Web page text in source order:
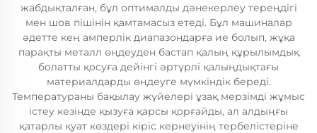
жабдықталған, бұл оптималды дәнекерлеу тереңдігі
мен шов пішінін қамтамасыз етеді. Бұл машиналар
әдетте кең амперлік диапазондарға ие болып, жұқа
парақты металл өңдеуден бастап қалың құрылымдық
болатты қосуға дейінгі әртүрлі қалыңдықтағы
материалдарды өңдеуге мүмкіндік береді.
Температураны бақылау жүйелері ұзақ мерзімді жұмыс
істеу кезінде қызуға қарсы қорғайды, ал алдыңғы
қатарлы қуат көздері кіріс кернеуінің тербелістеріне